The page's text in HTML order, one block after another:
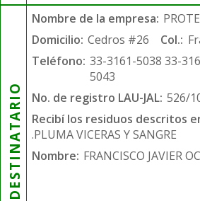
DESTINATARIO
Nombre de la empresa:
Domicilio: Cedros #26 Col.:
Teléfono: 33-3161-5038 33-
5043
No. de registro LAU-JAL: 526/
Recibí los residuos descritos
.PLUMA VICERAS Y SANGRE
Nombre: FRANCISCO JAVIER